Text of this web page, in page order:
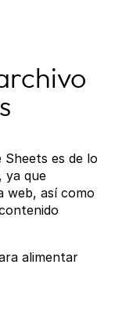
es de lo
ya que
web, así como
alimentar